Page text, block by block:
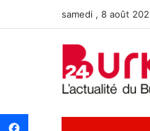
samedi , 8 août